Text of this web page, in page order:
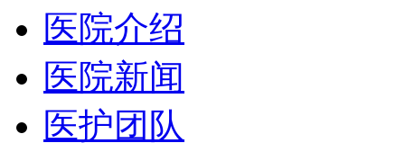
医院介绍
医院新闻
医护团队